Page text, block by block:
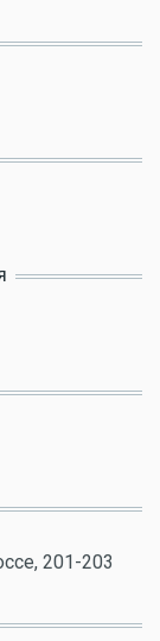
201-203